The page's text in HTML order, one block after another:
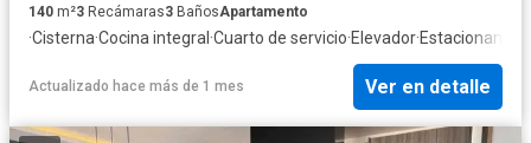
140 m²3 Recámaras3 BañosApartamento
·Cisterna·Cocina integral ·Cuarto de servicio·Elevador·
Actualizado hace más de 1 mes Ver en detalle